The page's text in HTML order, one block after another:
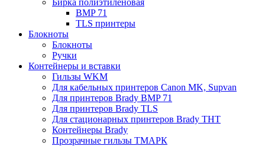
Бирка полиэтиленовая
BMP 71
TLS принтеры
Блокноты
Блокноты
Ручки
Контейнеры и вставки
Гильзы WKM
Для кабельных принтеров Canon MK, Supvan
Для принтеров Brady BMP 71
Для принтеров Brady TLS
Для стационарных принтеров Brady THT
Контейнеры Brady
Прозрачные гильзы ТМАРК